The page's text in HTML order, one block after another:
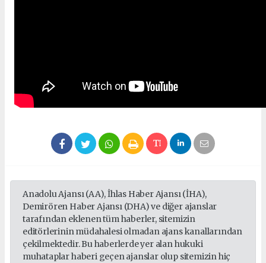
Anadolu Ajansı (AA), İhlas Haber Ajansı (İHA),
Demirören Haber Ajansı (DHA) ve diğer ajanslar
tarafından eklenen tüm haberler, sitemizin
editörlerinin müdahalesi olmadan ajans kanallarından
çekilmektedir. Bu haberlerde yer alan hukuki
muhataplar haberi geçen ajanslar olup sitemizin hiç